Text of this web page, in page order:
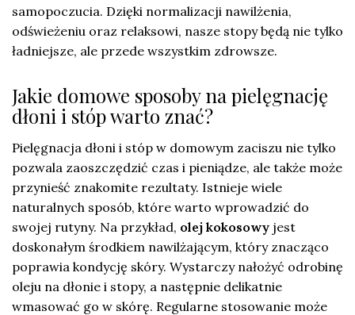
samopoczucia. Dzięki normalizacji nawilżenia,
odświeżeniu oraz relaksowi, nasze stopy będą nie tylko
ładniejsze, ale przede wszystkim zdrowsze.
Jakie domowe sposoby na pielęgnację
dłoni i stóp warto znać?
Pielęgnacja dłoni i stóp w domowym zaciszu nie tylko
pozwala zaoszczędzić czas i pieniądze, ale także może
przynieść znakomite rezultaty. Istnieje wiele
naturalnych sposób, które warto wprowadzić do
swojej rutyny. Na przykład, olej kokosowy jest
doskonałym środkiem nawilżającym, który znacząco
poprawia kondycję skóry. Wystarczy nałożyć odrobinę
oleju na dłonie i stopy, a następnie delikatnie
wmasować go w skórę. Regularne stosowanie może